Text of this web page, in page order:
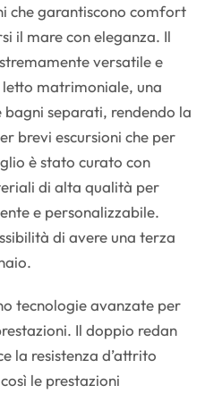
che garantiscono comfort
il mare con eleganza. Il
versatile e
matrimoniale, una
separati, rendendo la
brevi escursioni che per
è stato curato con
di alta qualità per
e personalizzabile.
di avere una terza
tecnologie avanzate per
Il doppio redan
la resistenza d’attrito
le prestazioni